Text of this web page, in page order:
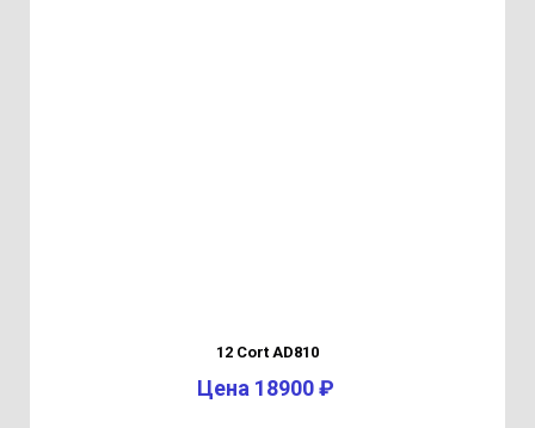
12 Cort AD810
Цена 18900 ₽